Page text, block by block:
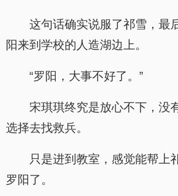
这句话确实说服了祁雪，最
阳来到学校的人造湖边上。
“罗阳，大事不好了。”
宋琪琪终究是放心不下，没
选择去找救兵。
只是进到教室，感觉能帮上
罗阳了。